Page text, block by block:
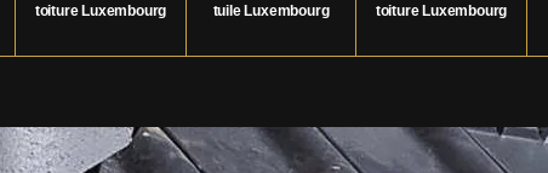
toiture Luxembourg
tuile Luxembourg
toiture Luxembourg